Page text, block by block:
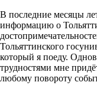
В последние месяцы
информацию о
Тольяттинского
который я поеду.
трудностями мне
любому повороту